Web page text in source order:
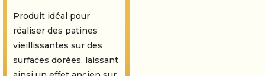
Produit idéal pour
réaliser des patines
vieillissantes sur des
surfaces dorées, laissant